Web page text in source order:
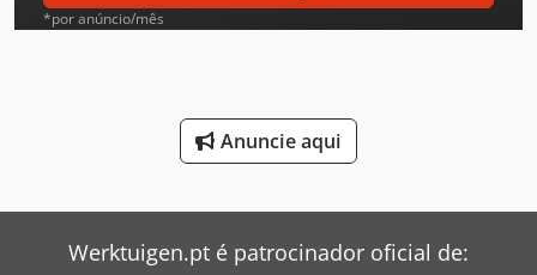
Liebherr Grua
Mitsubishi Ar Condicionado
Müthing Mulcher
Pfaff Máquina De Costura
Renault Tipper
*por anúncio/mês
Anuncie aqui
Werktuigen.pt é patrocinador oficial de: